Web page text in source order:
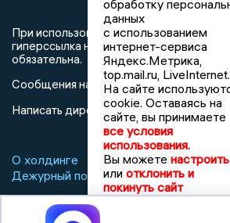
При использовании любого материала
гиперссылка на Сетевое издание
обязательна.
Сообщения на сером фоне размещены
Написать директору в телеграм@mazov
О холдинге Вакансии
Реклама
Дежурный по новостям
обработку
данных
с использованием
интернет-сервиса
Яндекс.Метрика,
top.mail.ru, LiveInternet.
На сайте
cookie. Оставаясь на
сайте, вы принимаете
все условия
использования.
Вы можете настроить
или отклонить и
покинуть сайт